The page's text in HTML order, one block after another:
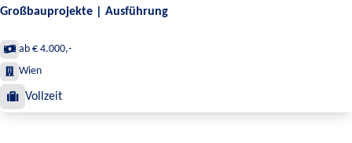
Großbauprojekte | Ausführung
ab € 4.000,-
Wien
Vollzeit